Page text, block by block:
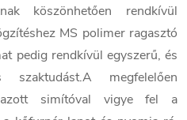
köszönhetően rendkívül
MS polimer ragasztó
pedig rendkívül egyszerű, és
megfelelően
simítóval vigye fel a